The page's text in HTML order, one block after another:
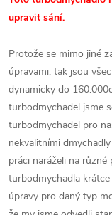
upravit sání.
Protože se mimo jiné
úpravami, tak jsou
dynamicky do
turbodmychadel jsme
turbodmychadel pro
nekvalitními
práci naráželi na
turbodmychadla
úpravy pro daný typ